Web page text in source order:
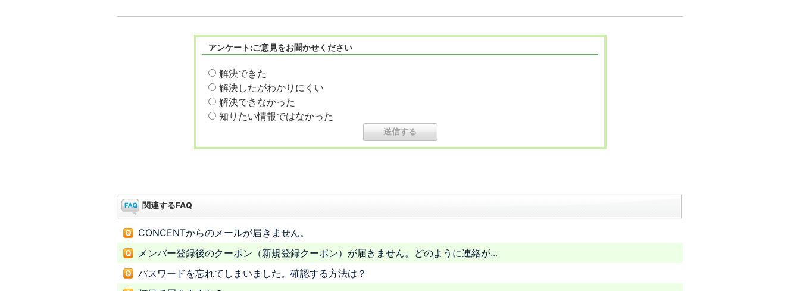
アンケート:ご意見をお聞かせください
解決できた
解決したがわかりにくい
解決できなかった
知りたい情報ではなかった
関連するFAQ
CONCENTからのメールが届きません。
メンバー登録後のクーポン（新規登録クーポン）が届きません。どのように連絡が...
パスワードを忘れてしまいました。確認する方法は？